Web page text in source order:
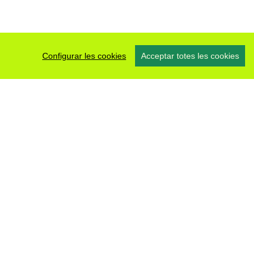
Configurar les cookies Acceptar totes les cookies